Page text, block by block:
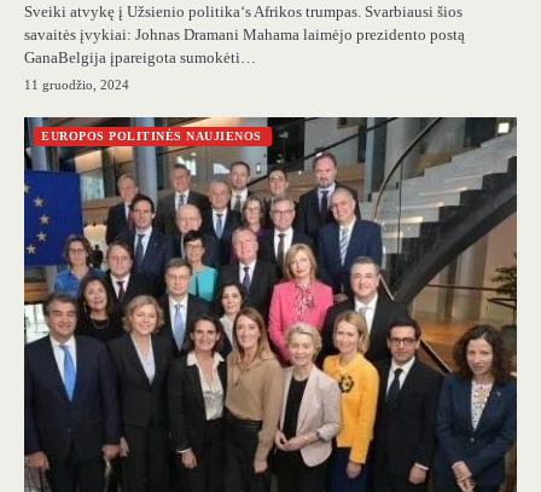
Sveiki atvykę į Užsienio politika‘s Afrikos trumpas. Svarbiausi šios
savaitės įvykiai: Johnas Dramani Mahama laimėjo prezidento postą
GanaBelgija įpareigota sumokėti…
11 gruodžio, 2024
EUROPOS POLITINĖS NAUJIENOS